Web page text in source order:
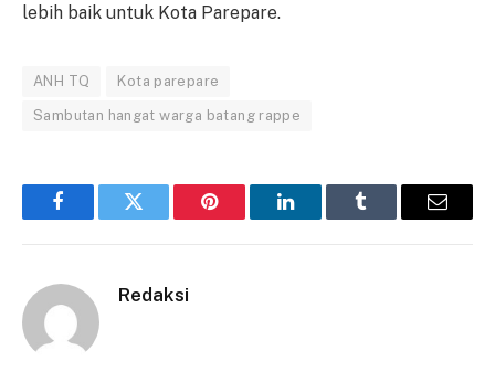
lebih baik untuk Kota Parepare.
ANH TQ Kota parepare
Sambutan hangat warga batang rappe
FacebookTwitter Pinterest LinkedInTumblr Email
Redaksi